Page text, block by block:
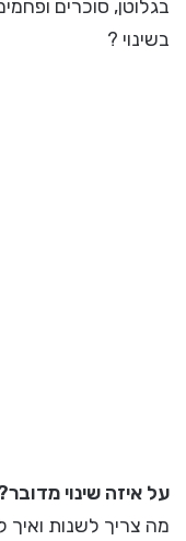
בגלוטן, סוכרים
בשינוי ?
על איזה שינוי
מה צריך לשנות ואיך